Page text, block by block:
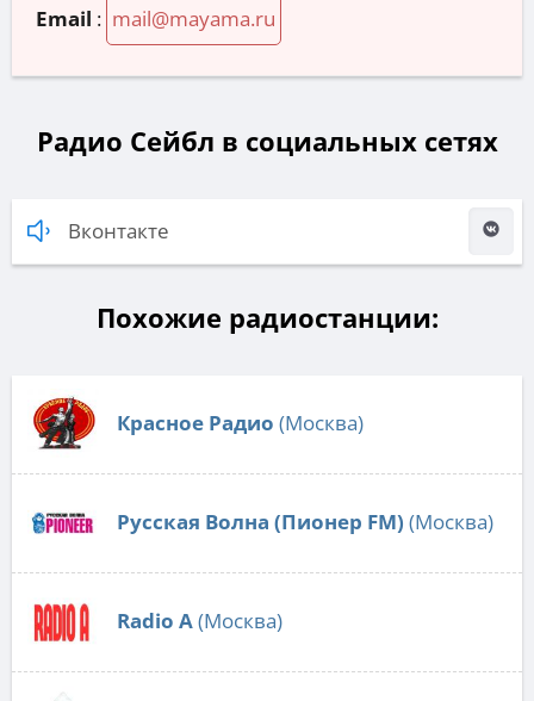
Email : mail@mayama.ru
Радио Сейбл в социальных сетях
Вконтакте
Похожие радиостанции:
Красное Радио (Москва)
Русская Волна (Пионер FM) (Москва)
Radio А(Москва)